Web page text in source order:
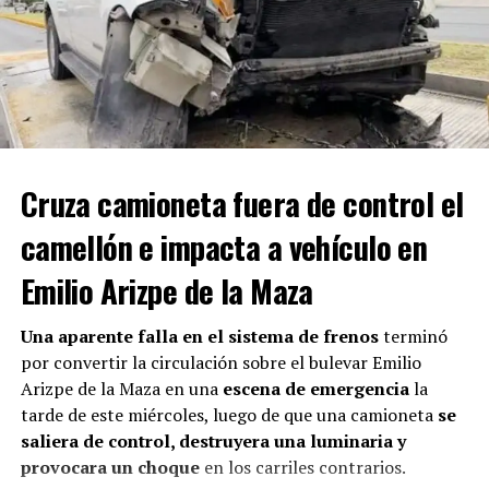
de otros familiares y, al ingresar al inmueble,
encontraron a Diana Marina inconsciente, por lo que de
inmediato solicitaron auxilio a través del Sistema de
Emergencias 911.
El hallazgo provocó una intensa movilización de
Agrupamiento Violeta, personal de la Policía
Cibernética y agentes de la Comisaría de Seguridad y
Protección Ciudadana iniciaron las primeras
investigaciones, además de recabar videos de cámaras de
vigilancia instaladas en viviendas cercanas para
reconstruir la ruta de escape del probable responsable.
Cruza camioneta fuera de control el
camellón e impacta a vehículo en
Emilio Arizpe de la Maza
Una aparente falla en el sistema de frenosterminó
por convertir la circulación sobre el bulevar Emilio
Arizpe de la Maza en una escena de emergenciala
tarde de este miércoles, luego de que una camionetase
saliera de control, destruyera una luminaria y
provocara un choqueen los carriles contrarios.